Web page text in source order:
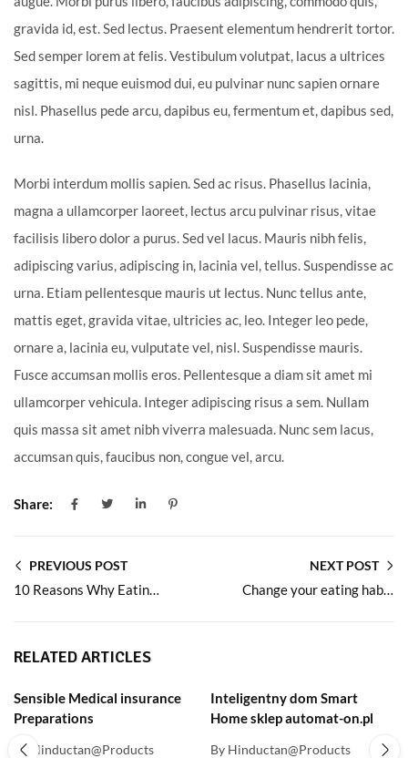
gravida id, est. Sed lectus. Praesent elementum hendrerit tortor.
Sed semper lorem at felis. Vestibulum volutpat, lacus a ultrices
sagittis, mi neque euismod dui, eu pulvinar nunc sapien ornare
nisl. Phasellus pede arcu, dapibus eu, fermentum et, dapibus sed,
urna.
Morbi interdum mollis sapien. Sed ac risus. Phasellus lacinia,
magna a ullamcorper laoreet, lectus arcu pulvinar risus, vitae
facilisis libero dolor a purus. Sed vel lacus. Mauris nibh felis,
adipiscing varius, adipiscing in, lacinia vel, tellus. Suspendisse ac
urna. Etiam pellentesque mauris ut lectus. Nunc tellus ante,
mattis eget, gravida vitae, ultricies ac, leo. Integer leo pede,
ornare a, lacinia eu, vulputate vel, nisl. Suspendisse mauris.
Fusce accumsan mollis eros. Pellentesque a diam sit amet mi
ullamcorper vehicula. Integer adipiscing risus a sem. Nullam
quis massa sit amet nibh viverra malesuada. Nunc sem lacus,
accumsan quis, faucibus non, congue vel, arcu.
Share:
PREVIOUS POST
10 Reasons Why Eating Sea Fish is Good for Health
NEXT POST
Change your eating habits with this organic food diet plan
RELATED ARTICLES
Sensible Medical insurance
Preparations
By Hinductan@Products
Inteligentny dom Smart
Home sklep automat-on.pl
By Hinductan@Products